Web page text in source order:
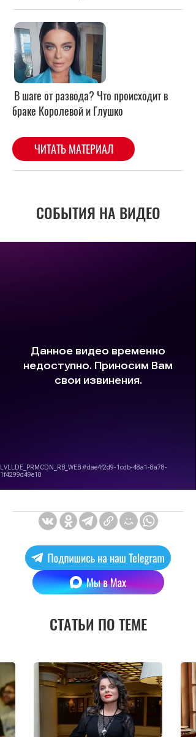
В шаге от развода? Что происходит в
браке Королевой и Глушко
ЧИТАТЬ МАТЕРИАЛ
СОБЫТИЯ НА ВИДЕО
СТАТЬИ ПО ТЕМЕ